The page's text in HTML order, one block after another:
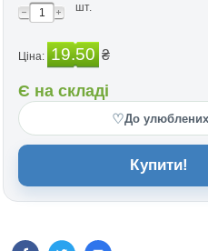
шт.
Ціна: 19.50 ₴
Є на складі
♡До улюблених
Купити!